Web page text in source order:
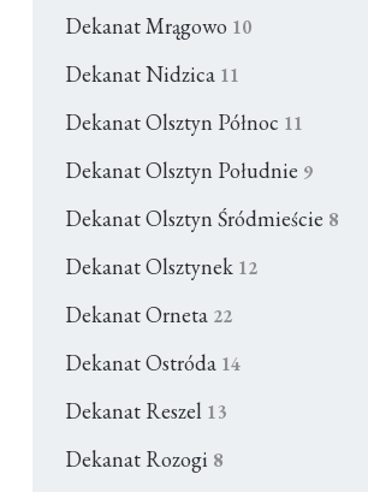
Dekanat Mrągowo 10
Dekanat Nidzica 11
Dekanat Olsztyn Północ 11
Dekanat Olsztyn Południe 9
Dekanat Olsztyn Śródmieście 8
Dekanat Olsztynek 12
Dekanat Orneta 22
Dekanat Ostróda 14
Dekanat Reszel 13
Dekanat Rozogi 8